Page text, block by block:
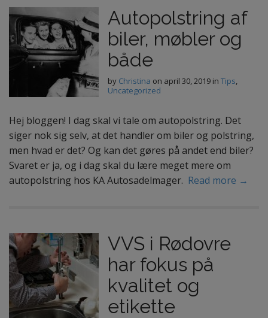
Autopolstring af
biler, møbler og
både
by Christina on april 30, 2019 in Tips,
Uncategorized
Hej bloggen! I dag skal vi tale om autopolstring. Det
siger nok sig selv, at det handler om biler og polstring,
men hvad er det? Og kan det gøres på andet end biler?
Svaret er ja, og i dag skal du lære meget mere om
autopolstring hos KA Autosadelmager. Read more →
VVS i Rødovre
har fokus på
kvalitet og
etikette